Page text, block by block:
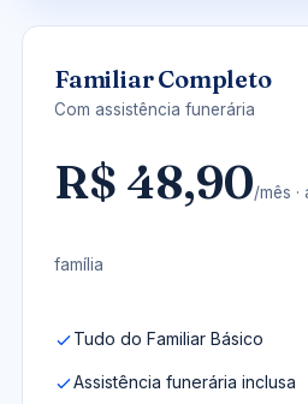
Familiar Completo
Com assistência funerária
R$ 48,90/mês
família
Tudo do Familiar Básico
Assistência funerária inclusa